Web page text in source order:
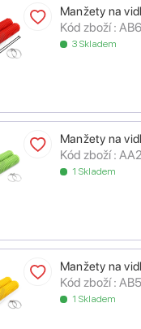
Manžety na
Kód zboží :
3 Skladem
Manžety na
Kód zboží :
1 Skladem
Manžety na
Kód zboží :
1 Skladem